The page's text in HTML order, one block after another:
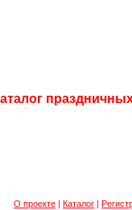
О проекте Каталог